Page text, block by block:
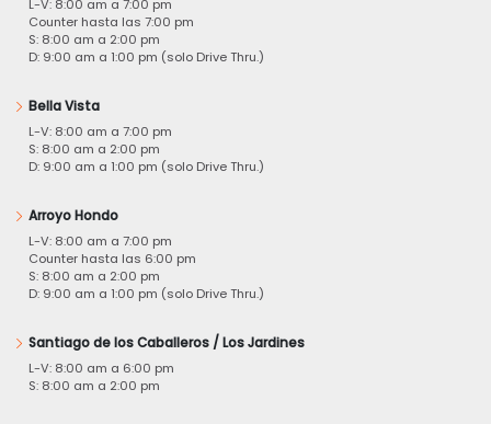
L-V: 8:00 am a 7:00 pm
Counter hasta las 7:00 pm
S: 8:00 am a 2:00 pm
D: 9:00 am a 1:00 pm (solo Drive Thru.)
Bella Vista
L-V: 8:00 am a 7:00 pm
S: 8:00 am a 2:00 pm
D: 9:00 am a 1:00 pm (solo Drive Thru.)
Arroyo Hondo
L-V: 8:00 am a 7:00 pm
Counter hasta las 6:00 pm
S: 8:00 am a 2:00 pm
D: 9:00 am a 1:00 pm (solo Drive Thru.)
Santiago de los Caballeros / Los Jardines
L-V: 8:00 am a 6:00 pm
S: 8:00 am a 2:00 pm